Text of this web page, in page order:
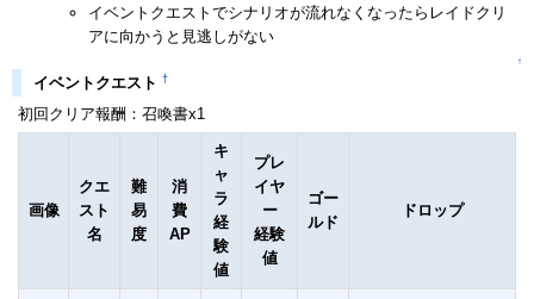
イベントクエストでシナリオが流れなくなったらレイドクリ
アに向かうと見逃しがない
↑
イベントクエスト †
初回クリア報酬：召喚書x1
画像
クエ
スト
名
難
易
度
消
費
AP
キ
ャ
ラ
経
験
値
プレ
イヤ
ー
経験
値
ゴー
ルド
ドロップ